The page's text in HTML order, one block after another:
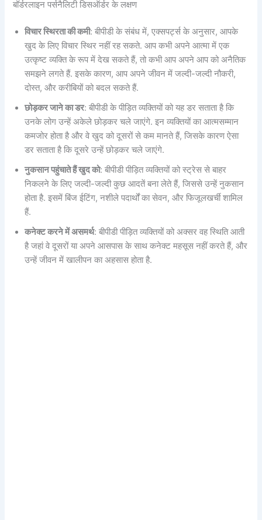
बॉर्डरलाइन पर्सनैलिटी डिसऑर्डर के लक्षण
विचार स्थिरता की कमी: बीपीडी के संबंध में, एक्सपर्ट्स के अनुसार, आपके
खुद के लिए विचार स्थिर नहीं रह सकते. आप कभी अपने आत्मा में एक
उत्कृष्ट व्यक्ति के रूप में देख सकते हैं, तो कभी आप अपने आप को अनैतिक
समझने लगते हैं. इसके कारण, आप अपने जीवन में जल्दी-जल्दी नौकरी,
दोस्त, और करीबियों को बदल सकते हैं.
छोड़कर जाने का डर: बीपीडी के पीड़ित व्यक्तियों को यह डर सताता है कि
उनके लोग उन्हें अकेले छोड़कर चले जाएंगे. इन व्यक्तियों का आत्मसम्मान
कमजोर होता है और वे खुद को दूसरों से कम मानते हैं, जिसके कारण ऐसा
डर सताता है कि दूसरे उन्हें छोड़कर चले जाएंगे.
नुकसान पहुंचाते हैं खुद को: बीपीडी पीड़ित व्यक्तियों को स्ट्रेस से बाहर
निकलने के लिए जल्दी-जल्दी कुछ आदतें बना लेते हैं, जिससे उन्हें नुकसान
होता है. इसमें बिंज ईटिंग, नशीले पदार्थों का सेवन, और फिजूलखर्ची शामिल
हैं.
कनेक्ट करने में असमर्थ: बीपीडी पीड़ित व्यक्तियों को अक्सर वह स्थिति आती
है जहां वे दूसरों या अपने आसपास के साथ कनेक्ट महसूस नहीं करते हैं, और
उन्हें जीवन में खालीपन का अहसास होता है.